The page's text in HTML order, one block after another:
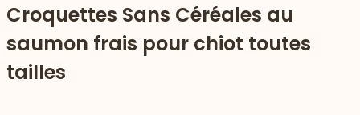
Croquettes Sans Céréales au
saumon frais pour chiot toutes
tailles